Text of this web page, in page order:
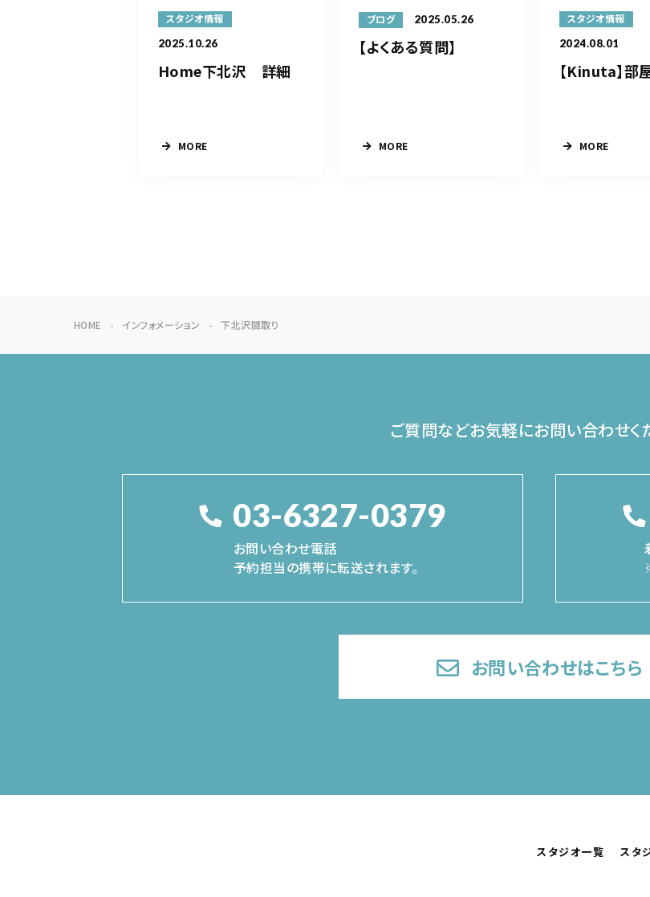
スタジオ情報
2025.10.26
Home下北沢 詳細
MORE
ブログ 2025.05.26
【よくある質問】
MORE
スタジオ情報
2024.08.01
【Kinuta】部
MORE
HOME インフォメーション 下北沢間取り
ご質問などお気軽にお問い合わせく
03-6327-0379
お問い合わせ電話
予約担当の携帯に転送されます。
お問い合わせはこちら
スタジオ一覧 スタ